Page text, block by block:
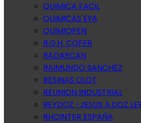
QUIMICA FACIL
QUIMICAS EYA
QUIMIOPEN
R.G.H. COFER
RADARCAN
RAIMUNDO SANCHEZ
RESINAS OLOT
REUNION INDUSTRIAL
REYDOZ -JESUS A.DOZ
RHOINTER ESPAÑA